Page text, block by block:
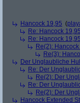
Hancock 19,95 (
Re: Hancock 19,95
Re: Hancock 19,95
Re(2):
Re(3):
Der Unglaubliche
Re: Der
Re(2): Der
Re: Der
Re(2): Der
Hancock Extended